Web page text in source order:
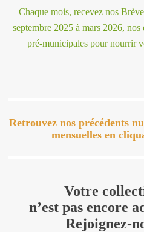
Chaque mois, recevez nos
septembre 2025 à mars 2026, nos
pré-municipales pour nourrir
Retrouvez nos précédents
mensuelles en
Votre
n’est pas encore
Rejoignez-